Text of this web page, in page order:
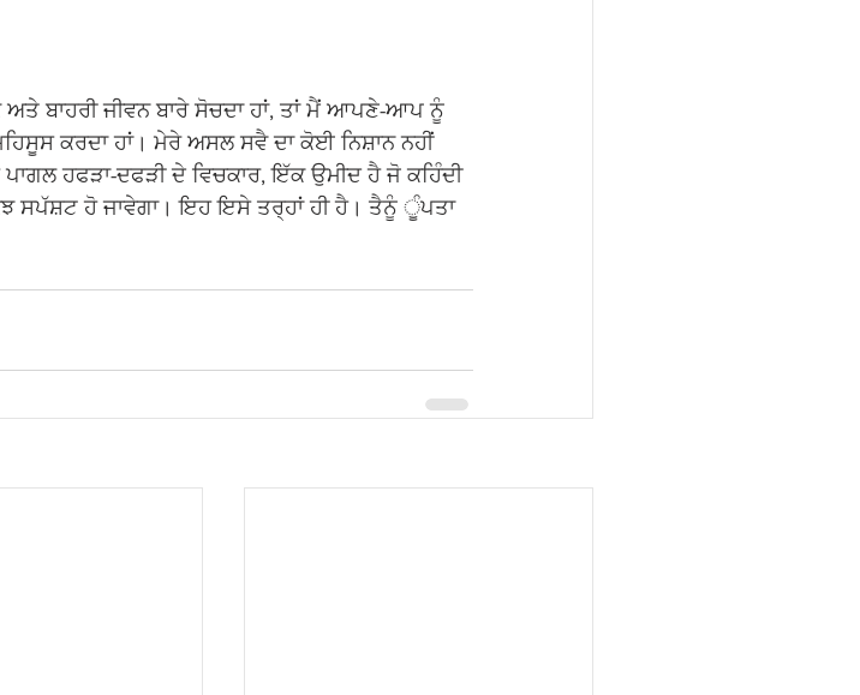
ਬਾਹਰੀ ਜੀਵਨ ਬਾਰੇ ਸੋਚਦਾ ਹਾਂ, ਤਾਂ ਮੈਂ ਆਪਣੇ-ਆਪ ਨੂੰ
ਕਰਦਾ ਹਾਂ। ਮੇਰੇ ਅਸਲ ਸਵੈ ਦਾ ਕੋਈ ਨਿਸ਼ਾਨ ਨਹੀਂ
ਹਫੜਾ-ਦਫੜੀ ਦੇ ਵਿਚਕਾਰ, ਇੱਕ ਉਮੀਦ ਹੈ ਜੋ ਕਹਿੰਦੀ
ਸਪੱਸ਼ਟ ਹੋ ਜਾਵੇਗਾ। ਇਹ ਇਸੇ ਤਰ੍ਹਾਂ ਹੀ ਹੈ। ਤੈਨੂੰ ੂੰਪਤਾ